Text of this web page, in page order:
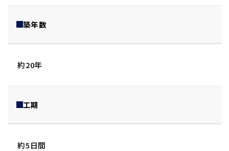
築年数
約20年
工期
約5日間